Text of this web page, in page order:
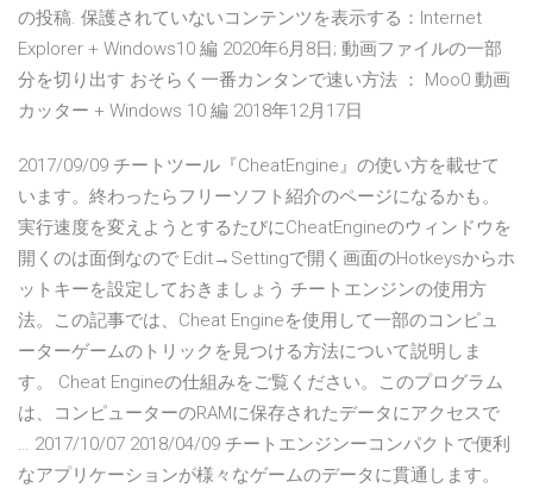
の投稿. 保護されていないコンテンツを表示する：Internet
Explorer + Windows10 編 2020年6月8日; 動画ファイルの一部
分を切り出す おそらく一番カンタンで速い方法 ： Moo0 動画
カッター + Windows 10 編 2018年12月17日
2017/09/09 チートツール『CheatEngine』の使い方を載せて
います。終わったらフリーソフト紹介のページになるかも。
実行速度を変えようとするたびにCheatEngineのウィンドウを
開くのは面倒なので Edit→Settingで開く画面のHotkeysからホ
ットキーを設定しておきましょう チートエンジンの使用方
法。この記事では、Cheat Engineを使用して一部のコンピュ
ーターゲームのトリックを見つける方法について説明しま
す。 Cheat Engineの仕組みをご覧ください。このプログラム
は、コンピューターのRAMに保存されたデータにアクセスで
… 2017/10/07 2018/04/09 チートエンジンーコンパクトで便利
なアプリケーションが様々なゲームのデータに貫通します。